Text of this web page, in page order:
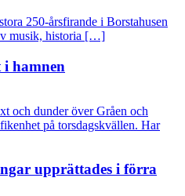
250-årsfirande i Borstahusen
musik, historia […]
hamnen
och dunder över Gråen och
på torsdagskvällen. Har
upprättades i förra